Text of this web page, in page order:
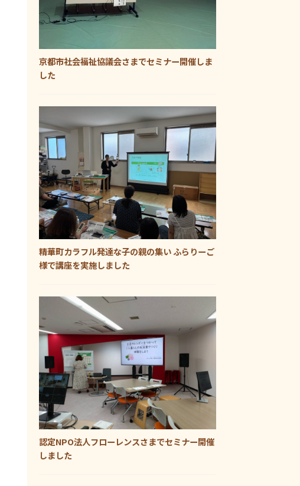
京都市社会福祉協議会さまでセミナー開催しま
した
精華町カラフル発達な子の親の集い ふらりーご
様で講座を実施しました
認定NPO法人フローレンスさまでセミナー開催
しました